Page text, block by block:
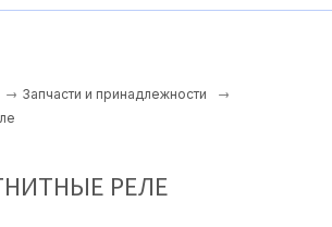
Запчасти и принадлежности
РЕЛЕ